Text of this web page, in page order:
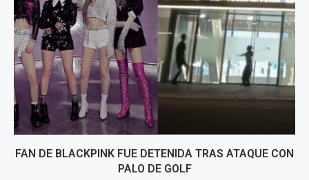
FAN DE BLACKPINK FUE DETENIDA TRAS ATAQUE CON
PALO DE GOLF